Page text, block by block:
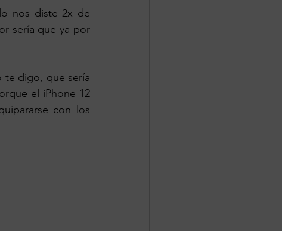
nos diste 2x de
sería que ya por
te digo, que sería
el iPhone 12
con los